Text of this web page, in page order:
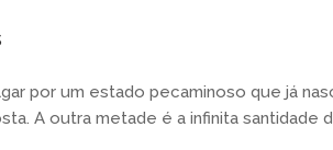
por um estado pecaminoso que já
A outra metade é a infinita santidade